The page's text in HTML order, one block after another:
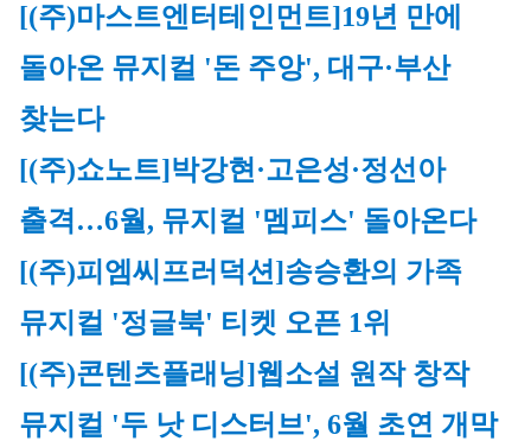
[(주)마스트엔터테인먼트]19년 만에
돌아온 뮤지컬 '돈 주앙', 대구·부산
찾는다
[(주)쇼노트]박강현·고은성·정선아
출격…6월, 뮤지컬 '멤피스' 돌아온다
[(주)피엠씨프러덕션]송승환의 가족
뮤지컬 '정글북' 티켓 오픈 1위
[(주)콘텐츠플래닝]웹소설 원작 창작
뮤지컬 '두 낫 디스터브', 6월 초연 개막